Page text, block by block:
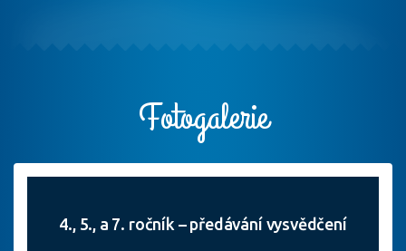
Fotogalerie
4., 5., a 7. ročník – předávání vysvědčení